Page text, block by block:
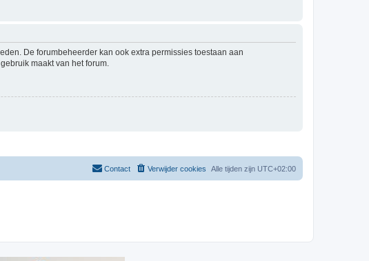
De forumbeheerder kan ook extra permissies toestaan aan
maakt van het forum.
Alle tijden zijn UTC+02:00
Verwijder cookies
Contact